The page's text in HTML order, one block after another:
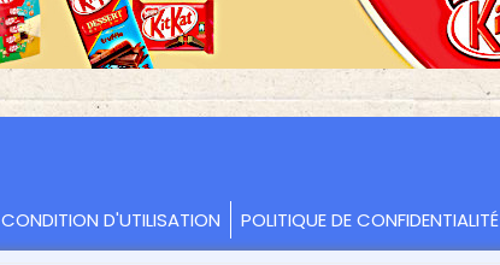
CONDITION D'UTILISATION POLITIQUE DE CONFIDENTIALITÉ